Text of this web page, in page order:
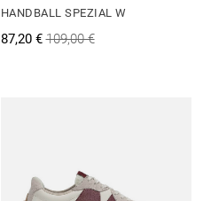
HANDBALL SPEZIAL W
87,20 € 109,00 €